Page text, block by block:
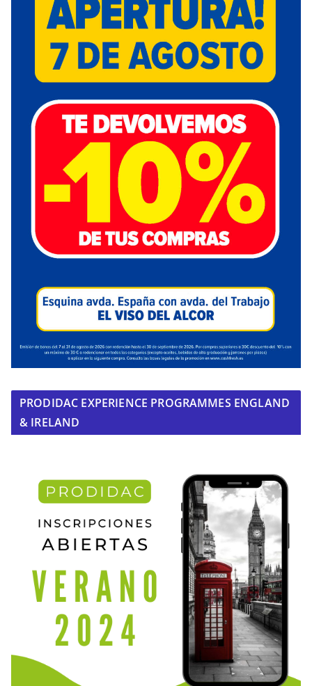
PRODIDAC EXPERIENCE PROGRAMMES ENGLAND
& IRELAND